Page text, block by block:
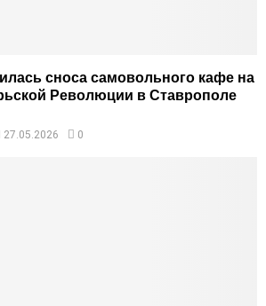
сноса самовольного кафе на
Революции в Ставрополе
27.05.2026 0